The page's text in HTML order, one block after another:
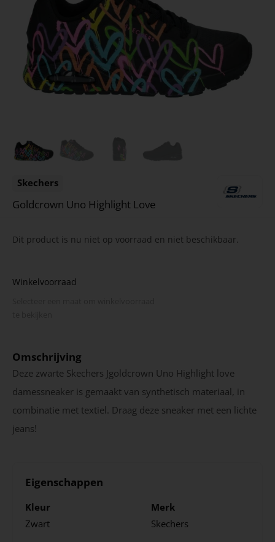
Skechers
Goldcrown Uno Highlight Love
Dit product is nu niet op voorraad en niet beschikbaar.
Winkelvoorraad
Omschrijving
Deze zwarte Skechers Jgoldcrown Uno Highlight love
damessneaker is gemaakt van synthetisch materiaal, in
combinatie met textiel. Draag deze sneaker met een lichte
jeans!
Eigenschappen
Kleur
Zwart
Merk
Skechers